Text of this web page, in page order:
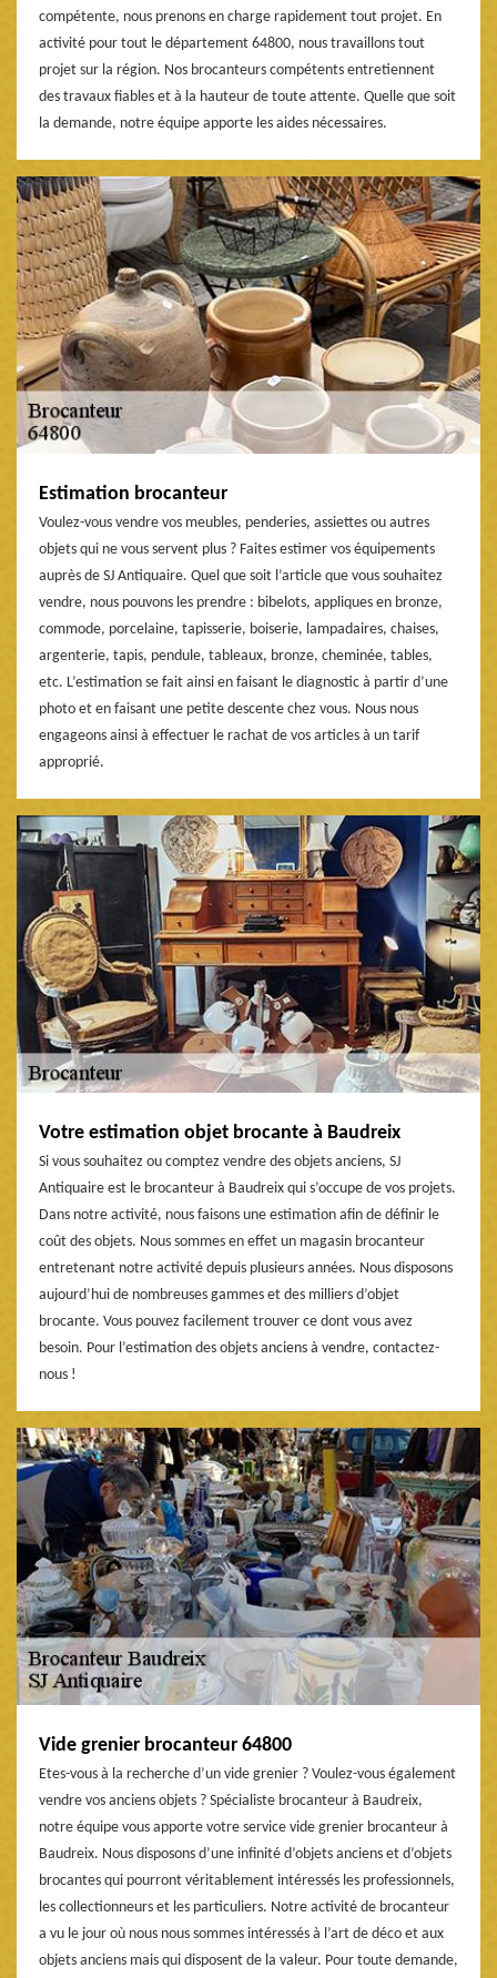
compétente, nous prenons en charge rapidement tout projet. En
activité pour tout le département 64800, nous travaillons tout
projet sur la région. Nos brocanteurs compétents entretiennent
des travaux fiables et à la hauteur de toute attente. Quelle que soit
la demande, notre équipe apporte les aides nécessaires.
Estimation brocanteur
Voulez-vous vendre vos meubles, penderies, assiettes ou autres
objets qui ne vous servent plus ? Faites estimer vos équipements
auprès de SJ Antiquaire. Quel que soit l’article que vous souhaitez
vendre, nous pouvons les prendre : bibelots, appliques en bronze,
commode, porcelaine, tapisserie, boiserie, lampadaires, chaises,
argenterie, tapis, pendule, tableaux, bronze, cheminée, tables,
etc. L’estimation se fait ainsi en faisant le diagnostic à partir d’une
photo et en faisant une petite descente chez vous. Nous nous
engageons ainsi à effectuer le rachat de vos articles à un tarif
approprié.
Votre estimation objet brocante à Baudreix
Si vous souhaitez ou comptez vendre des objets anciens, SJ
Antiquaire est le brocanteur à Baudreix qui s’occupe de vos projets.
Dans notre activité, nous faisons une estimation afin de définir le
coût des objets. Nous sommes en effet un magasin brocanteur
entretenant notre activité depuis plusieurs années. Nous disposons
aujourd’hui de nombreuses gammes et des milliers d’objet
brocante. Vous pouvez facilement trouver ce dont vous avez
besoin. Pour l’estimation des objets anciens à vendre, contactez-
nous !
Vide grenier brocanteur 64800
Etes-vous à la recherche d’un vide grenier ? Voulez-vous également
vendre vos anciens objets ? Spécialiste brocanteur à Baudreix,
notre équipe vous apporte votre service vide grenier brocanteur à
Baudreix. Nous disposons d’une infinité d’objets anciens et d’objets
brocantes qui pourront véritablement intéressés les professionnels,
les collectionneurs et les particuliers. Notre activité de brocanteur
a vu le jour où nous nous sommes intéressés à l’art de déco et aux
objets anciens mais qui disposent de la valeur. Pour toute demande,